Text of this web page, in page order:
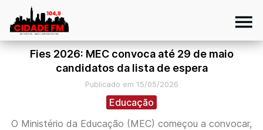
Fies 2026: MEC convoca até 29 de maio
candidatos da lista de espera
Publicado em 15/05/2026
Educação
O Ministério da Educação (MEC) começou a convocar,